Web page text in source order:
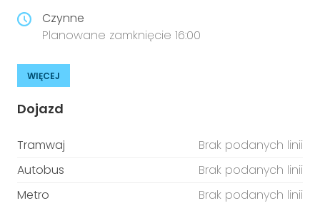
Czynne
Planowane zamknięcie 16:00
WIĘCEJ
Dojazd
Tramwaj
Brak podanych linii
Autobus
Brak podanych linii
Metro
Brak podanych linii